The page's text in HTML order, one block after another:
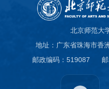
北京师范大
地址：广东省珠海市香
邮政编码：519087